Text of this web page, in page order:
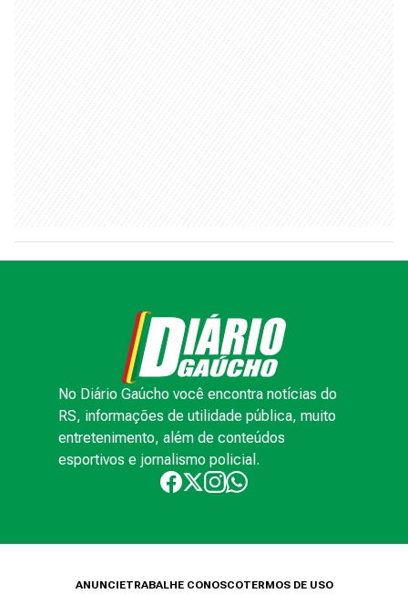
No Diário Gaúcho você encontra notícias do
RS, informações de utilidade pública, muito
entretenimento, além de conteúdos
esportivos e jornalismo policial.
ANUNCIETRABALHE CONOSCOTERMOS DE USO